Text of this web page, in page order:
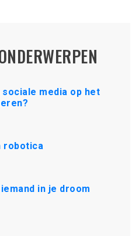
media op het
robotica
in je droom